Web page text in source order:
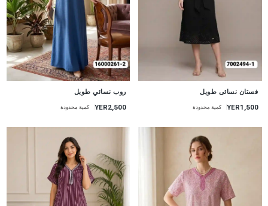
فستان نسائى طويل
YER1,500 كمية محدودة
روب نسائي طويل
YER2,500 كمية محدودة